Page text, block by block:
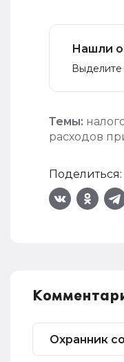
Нашли
Темы:
расходов
Поделиться: